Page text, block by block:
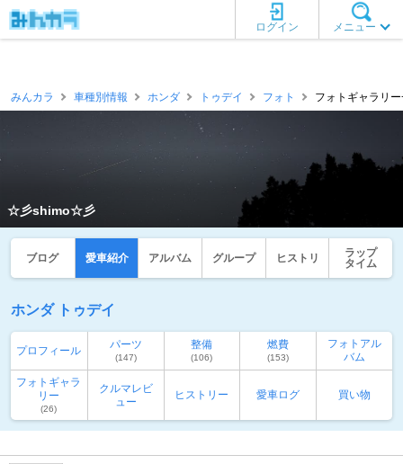
メニュー
ログイン
みんカラ 車種別情報 ホンダ トゥデイ フォト フォトギャラリ
☆彡shimo☆彡
ブログ 愛車紹介 アルバム グループ ヒストリ
ラップ
タイム
ホンダ トゥデイ
プロフィール パーツ
(147)
整備
(106)
燃費
(153)
フォトアル
バム
フォトギャラ
リー
(26)
クルマレビ
ュー
ヒストリー 愛車ログ 買い物